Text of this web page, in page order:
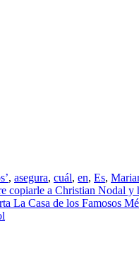
, asegura, cuál, en, Es,
copiarle a Christian Nodal y
La Casa de los Famosos